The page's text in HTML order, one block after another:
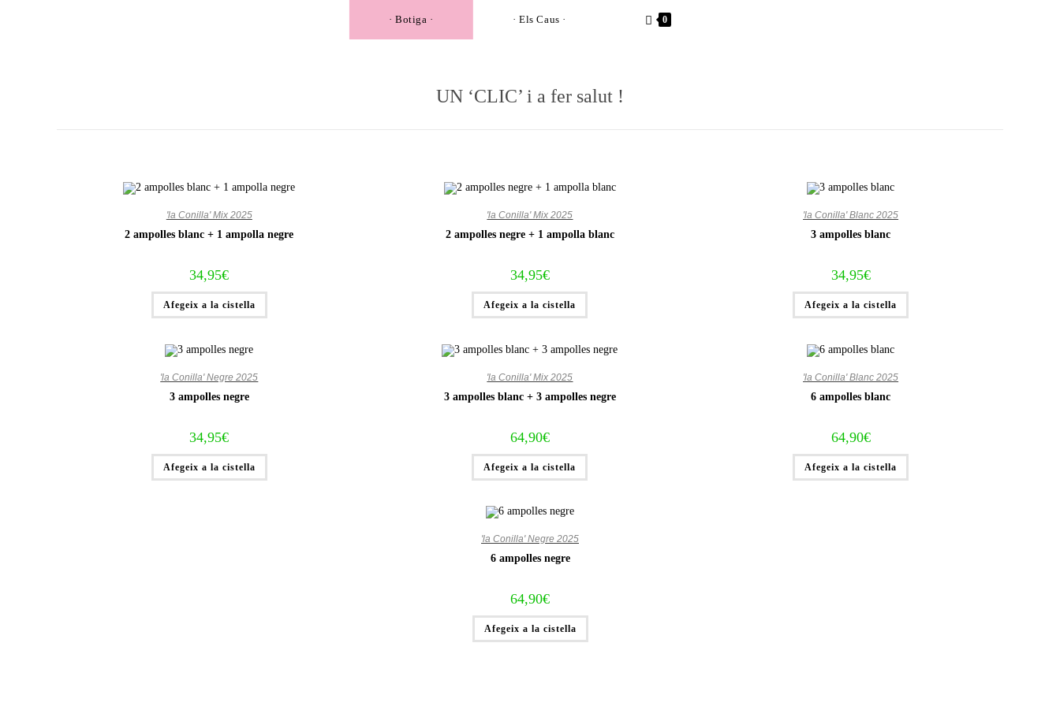
· Botiga · · Els Caus · 0
UN ‘CLIC’ i a fer salut !
'la Conilla' Mix 2025
2 ampolles blanc + 1 ampolla negre
34,95€
Afegeix a la cistella
'la Conilla' Mix 2025
2 ampolles negre + 1 ampolla blanc
34,95€
Afegeix a la cistella
'la Conilla' Blanc 2025
3 ampolles blanc
34,95€
Afegeix a la cistella
'la Conilla' Negre 2025
3 ampolles negre
34,95€
Afegeix a la cistella
'la Conilla' Mix 2025
3 ampolles blanc + 3 ampolles negre
64,90€
Afegeix a la cistella
'la Conilla' Blanc 2025
6 ampolles blanc
64,90€
Afegeix a la cistella
'la Conilla' Negre 2025
6 ampolles negre
64,90€
Afegeix a la cistella